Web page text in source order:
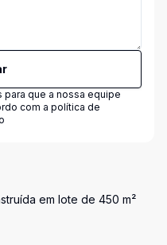
que a nossa equipe
com a política de
em lote de 450 m²